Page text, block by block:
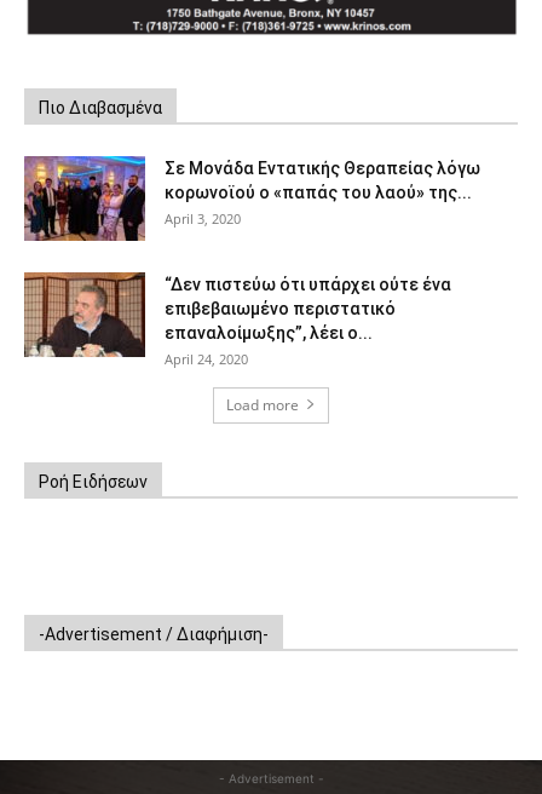
Πιο Διαβασμένα
Σε Μονάδα Εντατικής Θεραπείας λόγω
κορωνοϊού ο «παπάς του λαού» της...
April 3, 2020
“Δεν πιστεύω ότι υπάρχει ούτε ένα
επιβεβαιωμένο περιστατικό
επαναλοίμωξης”, λέει ο...
April 24, 2020
Load more
Ροή Ειδήσεων
-Advertisement / Διαφήμιση-
- Advertisement -